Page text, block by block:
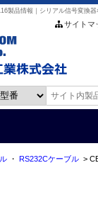
製品情報｜シリアル信号変換器
サイトマ
HOME
・ RS232Cケーブル>